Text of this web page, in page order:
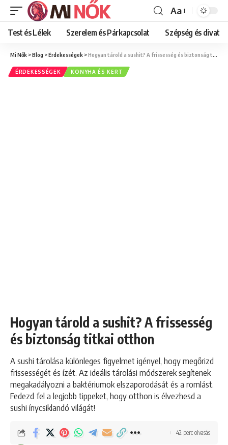
Font
Resizer
Aa
Test és Lélek Szerelem és Párkapcsolat Szépség és divat
Mi Nők >Blog >Érdekességek >Hogyan tárold a sushit? A frissesség és biztonság titkai otthon
ÉRDEKESSÉGEK KONYHA ÉS KERT
Hogyan tárold a sushit? A frissesség
és biztonság titkai otthon
A sushi tárolása különleges figyelmet igényel, hogy megőrizd
frissességét és ízét. Az ideális tárolási módszerek segítenek
megakadályozni a baktériumok elszaporodását és a romlást.
Fedezd fel a legjobb tippeket, hogy otthon is élvezhesd a
sushi ínycsiklandó világát!
42 perc olvasás